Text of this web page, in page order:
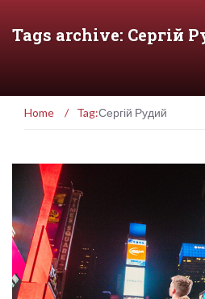
Tags archive: Сергій
Home / Tag:Сергій Рудий